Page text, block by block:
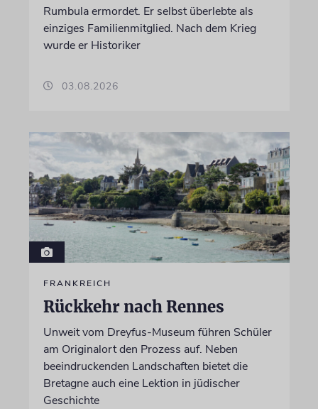
Rumbula ermordet. Er selbst überlebte als
einziges Familienmitglied. Nach dem Krieg
wurde er Historiker
03.08.2026
FRANKREICH
Rückkehr nach Rennes
Unweit vom Dreyfus-Museum führen Schüler
am Originalort den Prozess auf. Neben
beeindruckenden Landschaften bietet die
Bretagne auch eine Lektion in jüdischer
Geschichte